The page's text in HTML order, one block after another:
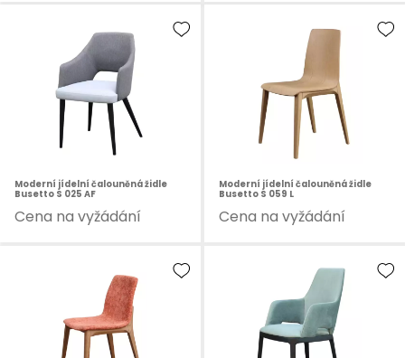
Moderní jídelní čalouněná židle
Busetto S 025 AF
Cena na vyžádání
Moderní jídelní čalouněná židle
Busetto S 059 L
Cena na vyžádání